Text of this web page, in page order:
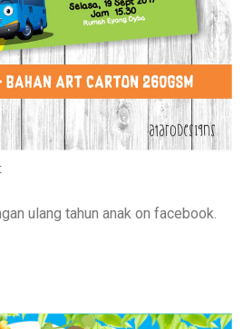
ulang tahun anak on facebook.